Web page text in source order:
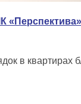
«Перспектива»
в квартирах